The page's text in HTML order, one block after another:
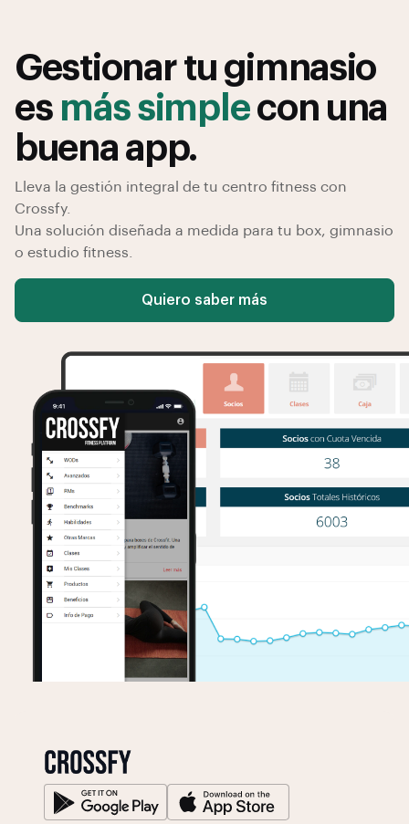
Gestionar tu gimnasio
es más simplecon una
buena app.
Lleva la gestión integral de tu centro fitness con
Crossfy.
Una solución diseñada a medida para tu box, gimnasio
o estudio fitness.
Quiero saber más